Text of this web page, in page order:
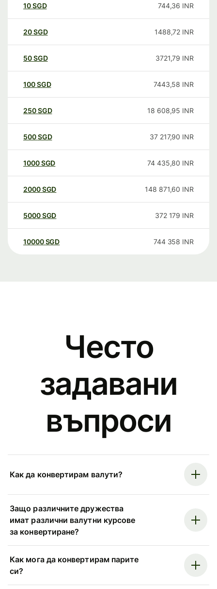
10SGD 744,36 INR
20SGD 1488,72 INR
50SGD 3721,79 INR
100SGD 7443,58 INR
250SGD 18 608,95 INR
500SGD 37 217,90 INR
1000SGD 74 435,80 INR
2000SGD 148 871,60 INR
5000SGD 372 179 INR
10000 SGD 744 358 INR
Често
задавани
въпроси
Как да конвертирам валути?
Защо различните дружества
имат различни валутни курсове
за конвертиране?
Как мога да конвертирам парите
си?